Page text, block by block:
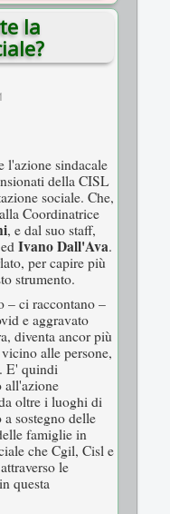
la
l'azione sindacale
della CISL
sociale. Che,
Coordinatrice
, e dal suo staff,
ed Ivano Dall'Ava.
per capire più
strumento.
– ci raccontano –
e aggravato
diventa ancor più
alle persone,
E' quindi
all'azione
oltre i luoghi di
sostegno delle
famiglie in
che Cgil, Cisl e
le
questa